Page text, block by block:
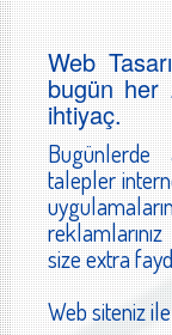
Web
bugün her
ihtiyaç.
Bugünlerde
talepler
size extra
Web siteniz